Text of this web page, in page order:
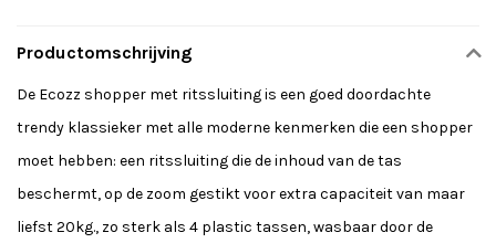
Productomschrijving
De Ecozz shopper met ritssluiting is een goed doordachte
trendy klassieker met alle moderne kenmerken die een shopper
moet hebben: een ritssluiting die de inhoud van de tas
beschermt, op de zoom gestikt voor extra capaciteit van maar
liefst 20kg., zo sterk als 4 plastic tassen, wasbaar door de